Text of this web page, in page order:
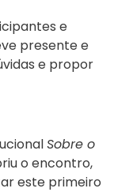
e
presente e
e propor
Sobre o
o encontro,
este primeiro